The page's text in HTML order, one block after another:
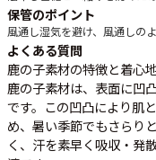
保管のポイント
風通し湿気を避け、風通しの
よくある質問
鹿の子素材の特徴と着心
鹿の子素材は、表面に凹
です。この凹凸により肌
め、暑い季節でもさらり
く、汗を素早く吸収・発